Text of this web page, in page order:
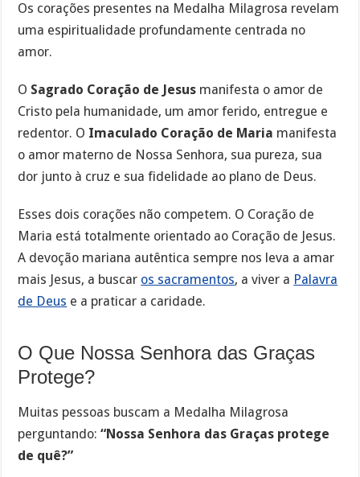
Os corações presentes na Medalha Milagrosa revelam
uma espiritualidade profundamente centrada no
amor.
O Sagrado Coração de Jesus manifesta o amor de
Cristo pela humanidade, um amor ferido, entregue e
redentor. O Imaculado Coração de Maria manifesta
o amor materno de Nossa Senhora, sua pureza, sua
dor junto à cruz e sua fidelidade ao plano de Deus.
Esses dois corações não competem. O Coração de
Maria está totalmente orientado ao Coração de Jesus.
A devoção mariana autêntica sempre nos leva a amar
mais Jesus, a buscar os sacramentos, a viver a Palavra
de Deus e a praticar a caridade.
O Que Nossa Senhora das Graças
Protege?
Muitas pessoas buscam a Medalha Milagrosa
perguntando:“Nossa Senhora das Graças protege
de quê?”